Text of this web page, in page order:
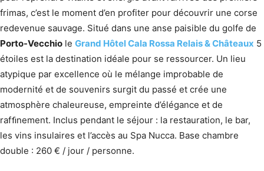
frimas, c’est le moment d’en profiter pour découvrir une corse
redevenue sauvage. Situé dans une anse paisible du golfe de
Porto-Vecchio le Grand Hôtel Cala Rossa Relais & Châteaux 5
étoiles est la destination idéale pour se ressourcer. Un lieu
atypique par excellence où le mélange improbable de
modernité et de souvenirs surgit du passé et crée une
atmosphère chaleureuse, empreinte d’élégance et de
rafﬁnement. Inclus pendant le séjour : la restauration, le bar,
les vins insulaires et l’accès au Spa Nucca. Base chambre
double : 260 € / jour / personne.